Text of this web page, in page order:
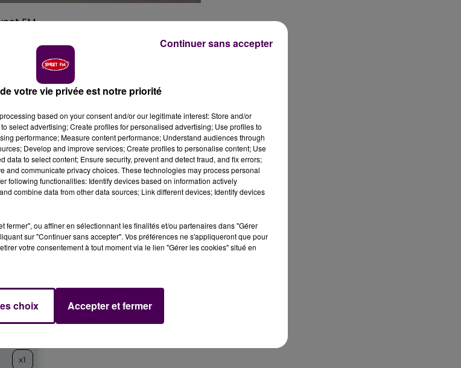
FM
L’épidémie frappe la Normandie
fléchissement dans leur
à l'afflux de patients, l'hôpital de
votre vie privée est notre priorité
based on your consent and/or our legitimate interest: Store and/or
select advertising; Create profiles for personalised advertising; Use profiles to
performance; Measure content performance; Understand audiences through
Develop and improve services; Create profiles to personalise content; Use
data to select content; Ensure security, prevent and detect fraud, and fix errors;
and communicate privacy choices. These technologies may process personal
following functionalities: Identify devices based on information actively
combine data from other data sources; Link different devices; Identify devices
fermer", ou affiner en sélectionnant les finalités et/ou partenaires dans "Gérer
sur "Continuer sans accepter". Vos préférences ne s'appliqueront que pour
votre consentement à tout moment via le lien "Gérer les cookies" situé en
choix Accepter et fermer
Continuer sans accepter